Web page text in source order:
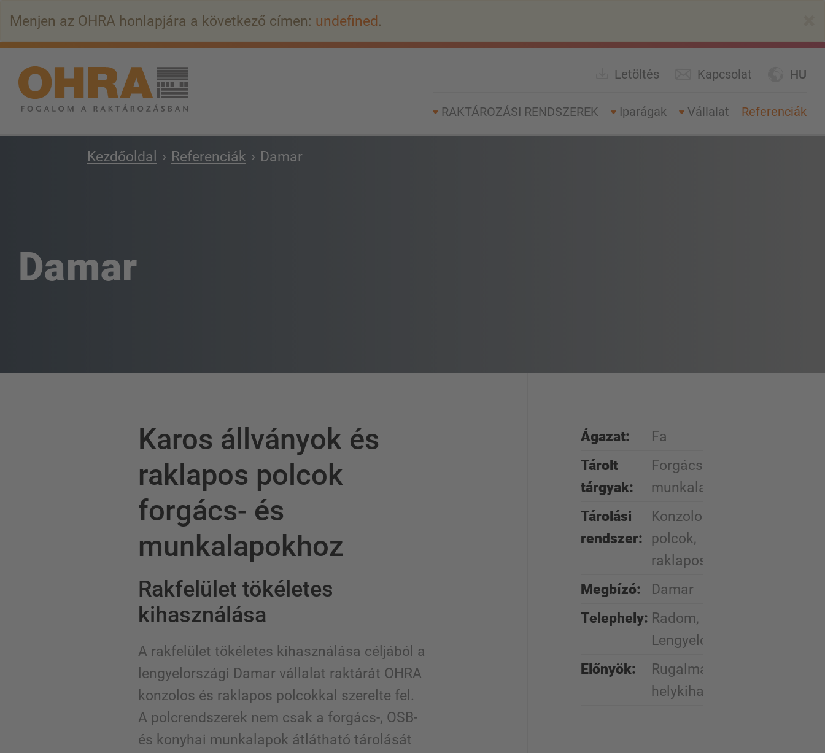
tartalomra
Menjen az OHRA honlapjára a következő címen: undefined.
HU
Letöltés Kapcsolat
RAKTÁROZÁSI RENDSZEREK Iparágak Vállalat Referenciák
Kezdőoldal Referenciák Damar
Damar
Karos állványok és
raklapos polcok
forgács- és
munkalapokhoz
Rakfelület tökéletes
kihasználása
A rakfelület tökéletes kihasználása céljából a
lengyelországi Damar vállalat raktárát OHRA
konzolos és raklapos polcokkal szerelte fel.
A polcrendszerek nem csak a forgács-, OSB-
és konyhai munkalapok átlátható tárolását
Ágazat:
Fa
Tárolt
tárgyak:
Forgács- és
munkalapok
Tárolási
rendszer:
Konzolos
polcok,
raklapos polcok
Megbízó:
Damar
Telephely: Radom,
Lengyelország
Előnyök:
Rugalmasság,
helykihasználás